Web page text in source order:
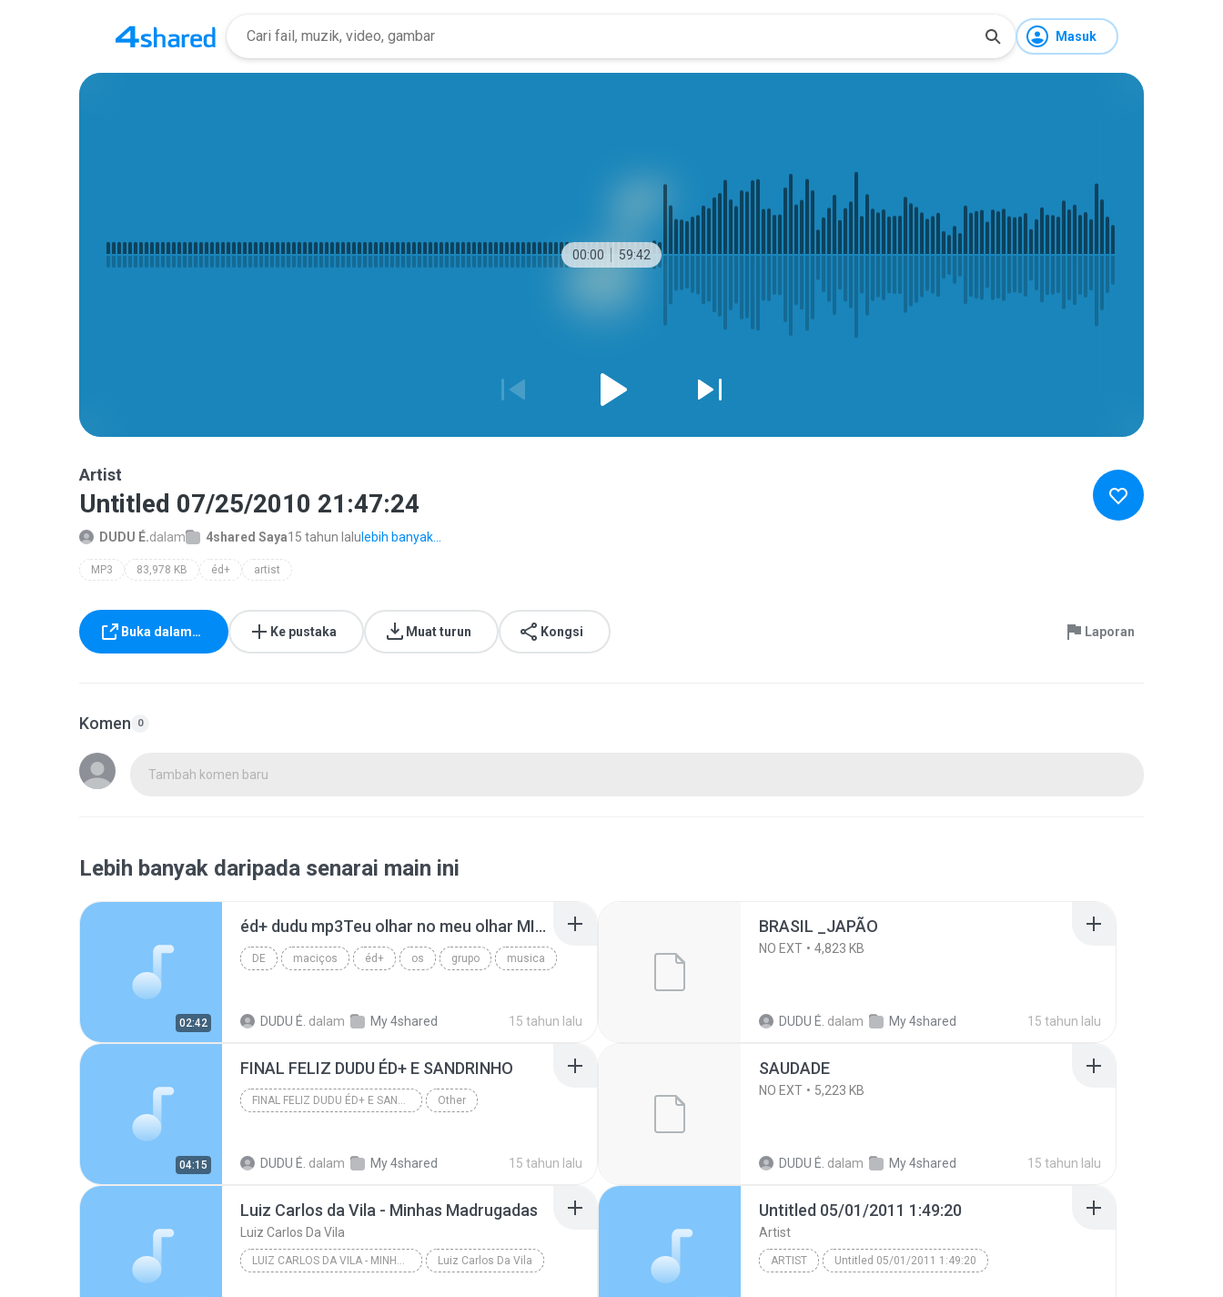
Masuk
00:00 59:42
Artist
Untitled 07/25/2010 21:47:24
DUDU É.dalam 4shared Saya15 tahun lalu lebih banyak...
MP3 83,978 KB éd+ artist
Buka dalam… Ke pustaka Muat turun Kongsi Laporan
Komen 0
Tambah komen baru
Lebih banyak daripada senarai main ini
02:42
éd+ dudu mp3Teu olhar no meu olhar MIX2 MASTER.mp3
DE maciços éd+ os grupo musica
DUDU É. dalam My 4shared 15 tahun lalu
BRASIL _JAPÃO
NO EXT 4,823 KB
DUDU É. dalam My 4shared 15 tahun lalu
04:15
FINAL FELIZ DUDU ÉD+ E SANDRINHO
FINAL FELIZ DUDU ÉD+ E SANDRINHO Other
DUDU É. dalam My 4shared 15 tahun lalu
SAUDADE
NO EXT 5,223 KB
DUDU É. dalam My 4shared 15 tahun lalu
Luiz Carlos da Vila - Minhas Madrugadas
Luiz Carlos Da Vila
LUIZ CARLOS DA VILA - MINHAS MADRUGADAS Luiz Carlos Da Vila
Untitled 05/01/2011 1:49:20
Artist
ARTIST Untitled 05/01/2011 1:49:20